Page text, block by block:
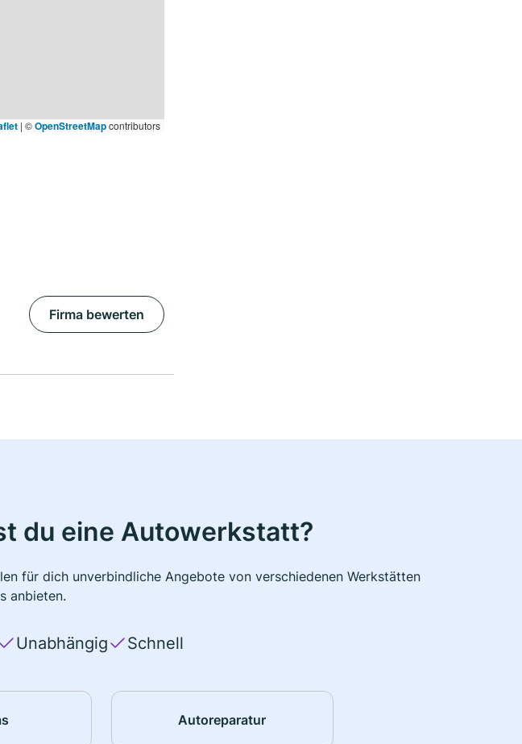
| ©OpenStreetMapcontributors
Firma bewerten
du eine Autowerkstatt?
für dich unverbindliche Angebote von verschiedenen Werkstätten
anbieten.
Unabhängig Schnell
Autoreparatur